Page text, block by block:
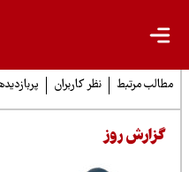
مرتبط نظر کاربران پربازدیدها
روز